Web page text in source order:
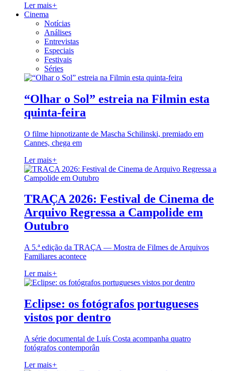
Ler mais+
Cinema
Notícias
Análises
Entrevistas
Especiais
Festivais
Séries
“Olhar o Sol” estreia na Filmin esta
quinta-feira
O filme hipnotizante de Mascha Schilinski, premiado em
Cannes, chega em
Ler mais+
TRAÇA 2026: Festival de Cinema de
Arquivo Regressa a Campolide em
Outubro
A 5.ª edição da TRAÇA — Mostra de Filmes de Arquivos
Familiares acontece
Ler mais+
Eclipse: os fotógrafos portugueses
vistos por dentro
A série documental de Luís Costa acompanha quatro
fotógrafos contemporân
Ler mais+